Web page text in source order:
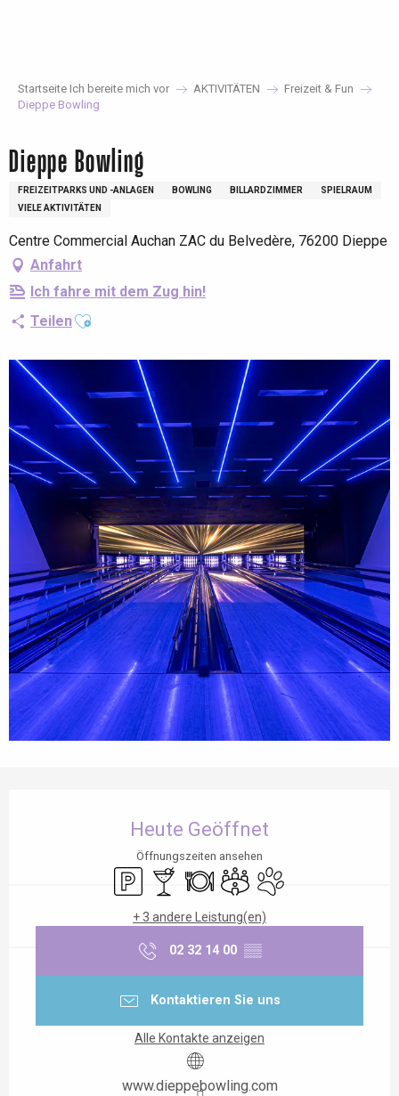
Startseite Ich bereite mich vor AKTIVITÄTEN
Freizeit & Fun
Dieppe Bowling
Dieppe Bowling
FREIZEITPARKS UND -ANLAGEN BOWLING BILLARDZIMMER
SPIELRAUM
VIELE AKTIVITÄTEN
Centre Commercial Auchan ZAC du Belvedère, 76200 Dieppe
Anfahrt
Ich fahre mit dem Zug hin!
TeilenAjouter aux favoris
Heute Geöffnet
Öffnungszeiten ansehen
ParkplatzBar / Getränkestand
RestaurantVersammlungsraum
Tiere erlaubt
+ 3 andere Leistung(en)
02 32 14 00 ▒▒
Kontaktieren Sie uns
Alle Kontakte anzeigen
www.dieppebowling.com